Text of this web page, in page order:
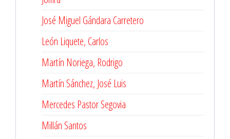
José Miguel Gándara Carretero
León Liquete, Carlos
Martín Noriega, Rodrigo
Martín Sánchez, José Luis
Mercedes Pastor Segovia
Millán Santos